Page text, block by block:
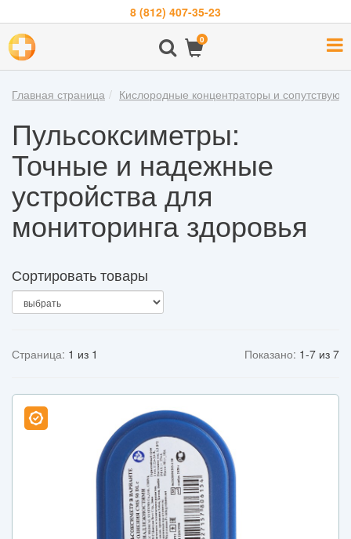
8 (812) 407-35-23
0
О
компании
Бренды
Покупателям
Новости
Акции
Контакты
Войти
Главная страница Кислородные концентраторы и
Пульсоксиметры:
Точные и надежные
устройства для
мониторинга здоровья
Сортировать товары
Страница: 1 из 1 Показано: 1-7 из 7